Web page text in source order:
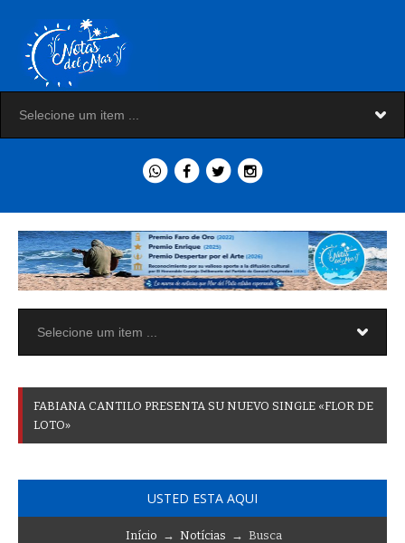
FABIANA CANTILO PRESENTA SU NUEVO SINGLE «FLOR DE
LOTO»
USTED ESTA AQUI
Início → Notícias → Busca